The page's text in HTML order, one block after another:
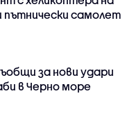
пътнически самолет
за нови удари
в Черно море